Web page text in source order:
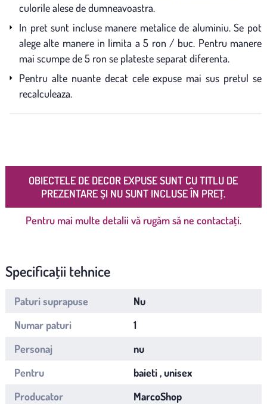
culorile alese de dumneavoastra.
In pret sunt incluse manere metalice de aluminiu. Se pot
alege alte manere in limita a 5 ron / buc. Pentru manere
mai scumpe de 5 ron se plateste separat diferenta.
Pentru alte nuante decat cele expuse mai sus pretul se
recalculeaza.
OBIECTELE DE DECOR EXPUSE SUNT CU TITLU DE
PREZENTARE ȘI NU SUNT INCLUSE ÎN PREȚ.
Pentru mai multe detalii vă rugăm să ne contactați.
Specificații tehnice
Paturi suprapuse
Nu
Numar paturi
1
Personaj
nu
Pentru
baieti , unisex
Producator
MarcoShop